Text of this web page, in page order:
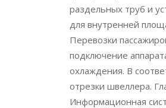
раздельных труб и
для внутренней
Перевозки
подключение
охлаждения. В
отрезки швеллера.
Информационная